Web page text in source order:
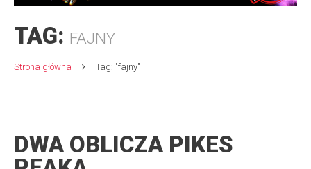
TAG: FAJNY
Strona główna Tag: "fajny"
DWA OBLICZA PIKES